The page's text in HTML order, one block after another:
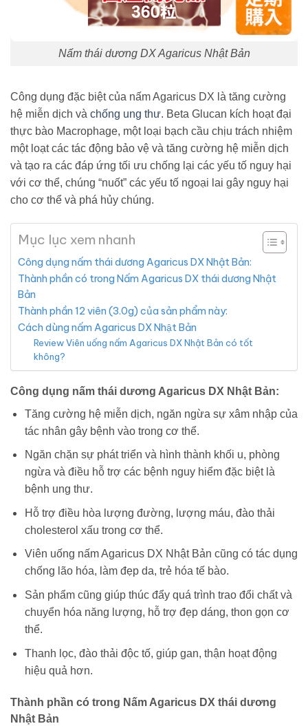
Nấm thái dương DX Agaricus Nhật Bản
Công dụng đặc biệt của nấm Agaricus DX là tăng cường
hệ miễn dịch và chống ung thư. Beta Glucan kích hoạt đại
thực bào Macrophage, một loại bạch cầu chịu trách nhiệm
một loạt các tác động bảo vệ và tăng cường hệ miễn dịch
và tạo ra các đáp ứng tối ưu chống lại các yếu tố nguy hại
với cơ thể, chúng “nuốt” các yếu tố ngoại lai gây nguy hại
cho cơ thể và phá hủy chúng.
Mục lục xem nhanh
Công dụng nấm thái dương Agaricus DX Nhật Bản:
Thành phần có trong Nấm Agaricus DX thái dương Nhật
Bản
Thành phần 12 viên (3.0g) của sản phẩm này:
Cách dùng nấm Agaricus DX Nhật Bản
Review Viên uống nấm Agaricus DX Nhật Bản có tốt
không?
Công dụng nấm thái dương Agaricus DX Nhật Bản:
Tăng cường hệ miễn dịch, ngăn ngừa sự xâm nhập của
tác nhân gây bệnh vào trong cơ thể.
Ngăn chặn sự phát triển và hình thành khối u, phòng
ngừa và điều hỗ trợ các bệnh nguy hiểm đặc biệt là
bệnh ung thư.
Hỗ trợ điều hòa lượng đường, lượng máu, đào thải
cholesterol xấu trong cơ thể.
Viên uống nấm Agaricus DX Nhật Bản cũng có tác dụng
chống lão hóa, làm đẹp da, trẻ hóa tế bào.
Sản phẩm cũng giúp thúc đẩy quá trình trao đổi chất và
chuyển hóa năng lượng, hỗ trợ đẹp dáng, thon gọn cơ
thể.
Thanh lọc, đào thải độc tố, giúp gan, thận hoạt động
hiệu quả hơn.
Thành phần có trong Nấm Agaricus DX thái dương
Nhật Bản